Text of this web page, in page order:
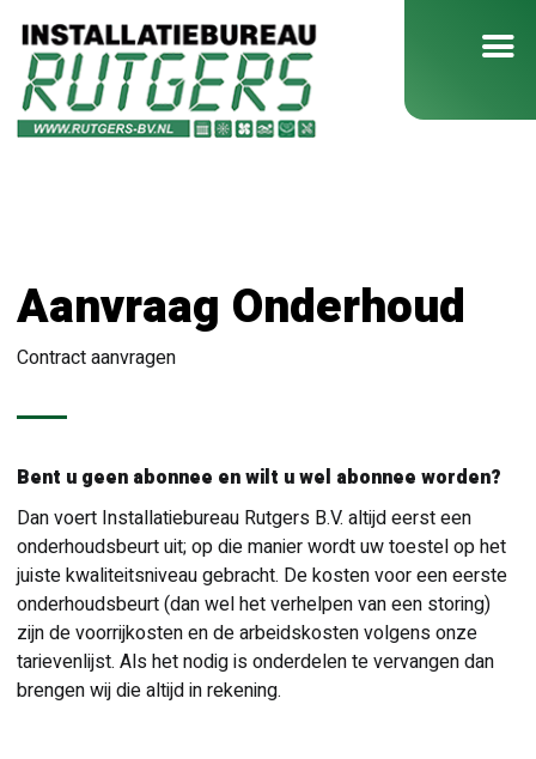
Aanvraag Onderhoud
Contract aanvragen
Bent u geen abonnee en wilt u wel abonnee worden?
Dan voert Installatiebureau Rutgers B.V. altijd eerst een
onderhoudsbeurt uit; op die manier wordt uw toestel op het
juiste kwaliteitsniveau gebracht. De kosten voor een eerste
onderhoudsbeurt (dan wel het verhelpen van een storing)
zijn de voorrijkosten en de arbeidskosten volgens onze
tarievenlijst. Als het nodig is onderdelen te vervangen dan
brengen wij die altijd in rekening.